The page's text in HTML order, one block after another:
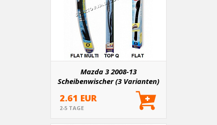
Mazda 3 2008-13
Scheibenwischer (3 Varianten)
2.61 EUR
2-5 TAGE